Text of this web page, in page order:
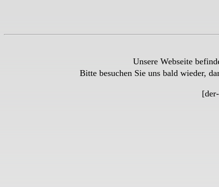
Unsere Webseite
Bitte besuchen Sie uns bald wieder,